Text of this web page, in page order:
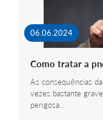
06.06.2024
Como tratar a
As consequências
vezes bastante
perigosa…